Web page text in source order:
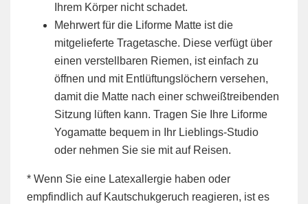
Ihrem Körper nicht schadet.
Mehrwert für die Liforme Matte ist die
mitgelieferte Tragetasche. Diese verfügt über
einen verstellbaren Riemen, ist einfach zu
öffnen und mit Entlüftungslöchern versehen,
damit die Matte nach einer schweißtreibenden
Sitzung lüften kann. Tragen Sie Ihre Liforme
Yogamatte bequem in Ihr Lieblings-Studio
oder nehmen Sie sie mit auf Reisen.
* Wenn Sie eine Latexallergie haben oder
empfindlich auf Kautschukgeruch reagieren, ist es